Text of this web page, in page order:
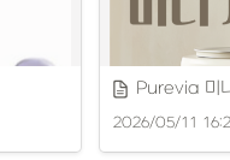
Purevia 미
2026/05/11